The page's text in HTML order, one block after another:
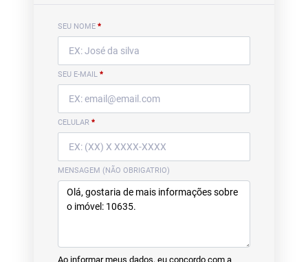
SEU NOME *
SEU E-MAIL *
CELULAR *
MENSAGEM (NÃO OBRIGATRIO)
Ao informar meus dados, eu concordo com a